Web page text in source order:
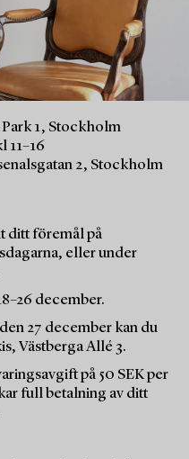
Park 1, Stockholm
11–16
2, Stockholm
ditt föremål på
eller under
december.
27 december kan du
Västberga Allé 3.
på 50 SEK per
full betalning av ditt